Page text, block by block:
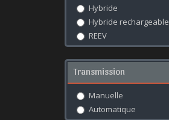
DEEPAL
DENZA
DFSK
DODGE
DONGFENG
DS
EXEED
FERRARI
Hybride
Hybride rechargeable
REEV
Transmission
Manuelle
Automatique